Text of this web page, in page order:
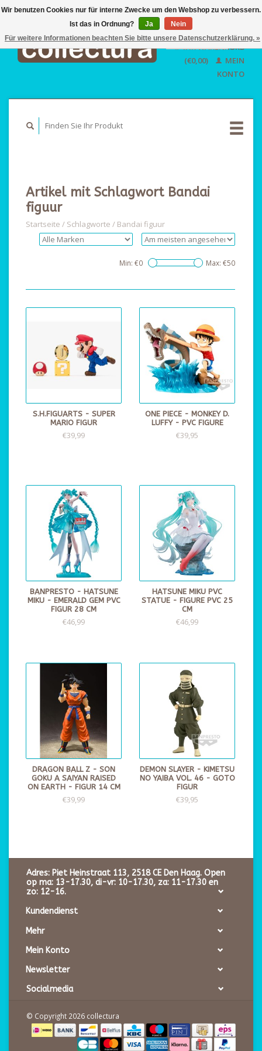
EUR
GBP
USD
Deutsch
English
IHR WARENKORB
(€0,00)
MEIN
KONTO
Artikel mit Schlagwort Bandai
figuur
Startseite / Schlagworte / Bandai figuur
Min: €0 Max: €50
S.H.FIGUARTS - SUPER
MARIO FIGUR
€39,99
ONE PIECE - MONKEY D.
LUFFY - PVC FIGURE
€39,95
BANPRESTO - HATSUNE
MIKU - EMERALD GEM PVC
FIGUR 28 CM
€46,99
HATSUNE MIKU PVC
STATUE - FIGURE PVC 25
CM
€46,99
DRAGON BALL Z - SON
GOKU A SAIYAN RAISED
ON EARTH - FIGUR 14 CM
€39,99
DEMON SLAYER - KIMETSU
NO YAIBA VOL. 46 - GOTO
FIGUR
€39,95
Adres: Piet Heinstraat 113, 2518 CE Den Haag. Open
op ma: 13-17.30, di-vr: 10-17.30, za: 11-17.30 en
zo: 12-16.
Kundendienst
Mehr
Mein Konto
Newsletter
Socialmedia
© Copyright 2026 collectura
Wir benutzen Cookies nur für interne Zwecke um den Webshop zu verbessern.
Ist das in Ordnung?
Ja
Nein
Für weitere Informationen beachten Sie bitte unsere Datenschutzerklärung. »